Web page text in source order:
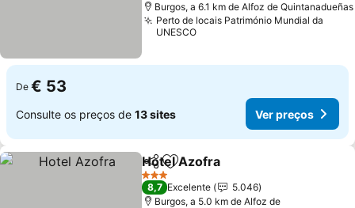
Burgos, a 6.1 km de Alfoz de Quintanadueñas
Perto de locais Património Mundial da
UNESCO
De € 53
Consulte os preços de 13 sites Ver preços
PartilharAdicionar aos favoritos
Hotel Azofra
3 Estrelas
8,7 Excelente
5.046
Burgos, a 5.0 km de Alfoz de